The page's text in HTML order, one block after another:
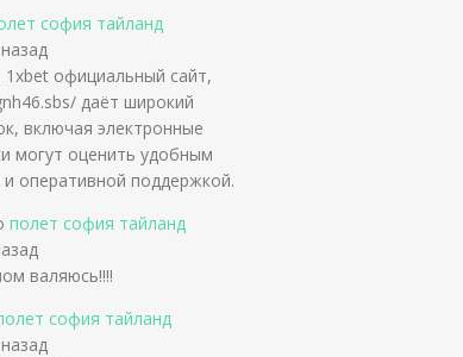
софия тайланд
назад
1xbet официальный сайт,
даёт широкий
включая электронные
могут оценить удобным
оперативной поддержкой.
полет софия тайланд
валяюсь!!!!
софия тайланд
назад